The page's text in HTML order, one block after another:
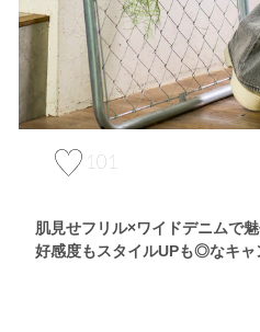
101
肌見せフリル×ワイドデニムで
好感度もスタイルUPも◎なキ